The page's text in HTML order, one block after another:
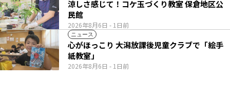
2026年8月6日 - 1日前
涼しさ感じて！コケ玉づくり教室 保倉地区公
民館
ニュース
2026年8月6日 - 1日前
心がほっこり 大潟放課後児童クラブで「絵手
紙教室」